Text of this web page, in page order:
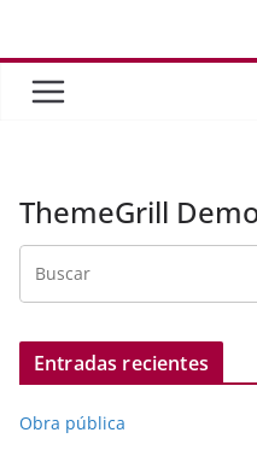
contenido
ThemeGrill
Entradas recientes
Obra pública